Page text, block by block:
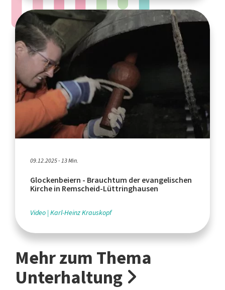
09.12.2025 - 13 Min.
Glockenbeiern - Brauchtum der evangelischen
Kirche in Remscheid-Lüttringhausen
Video Karl-Heinz Krauskopf
Mehr zum Thema
Unterhaltung